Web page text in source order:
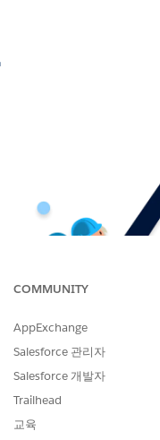
COMMUNITY
AppExchange
Salesforce 관리자
Salesforce 개발자
Trailhead
교육